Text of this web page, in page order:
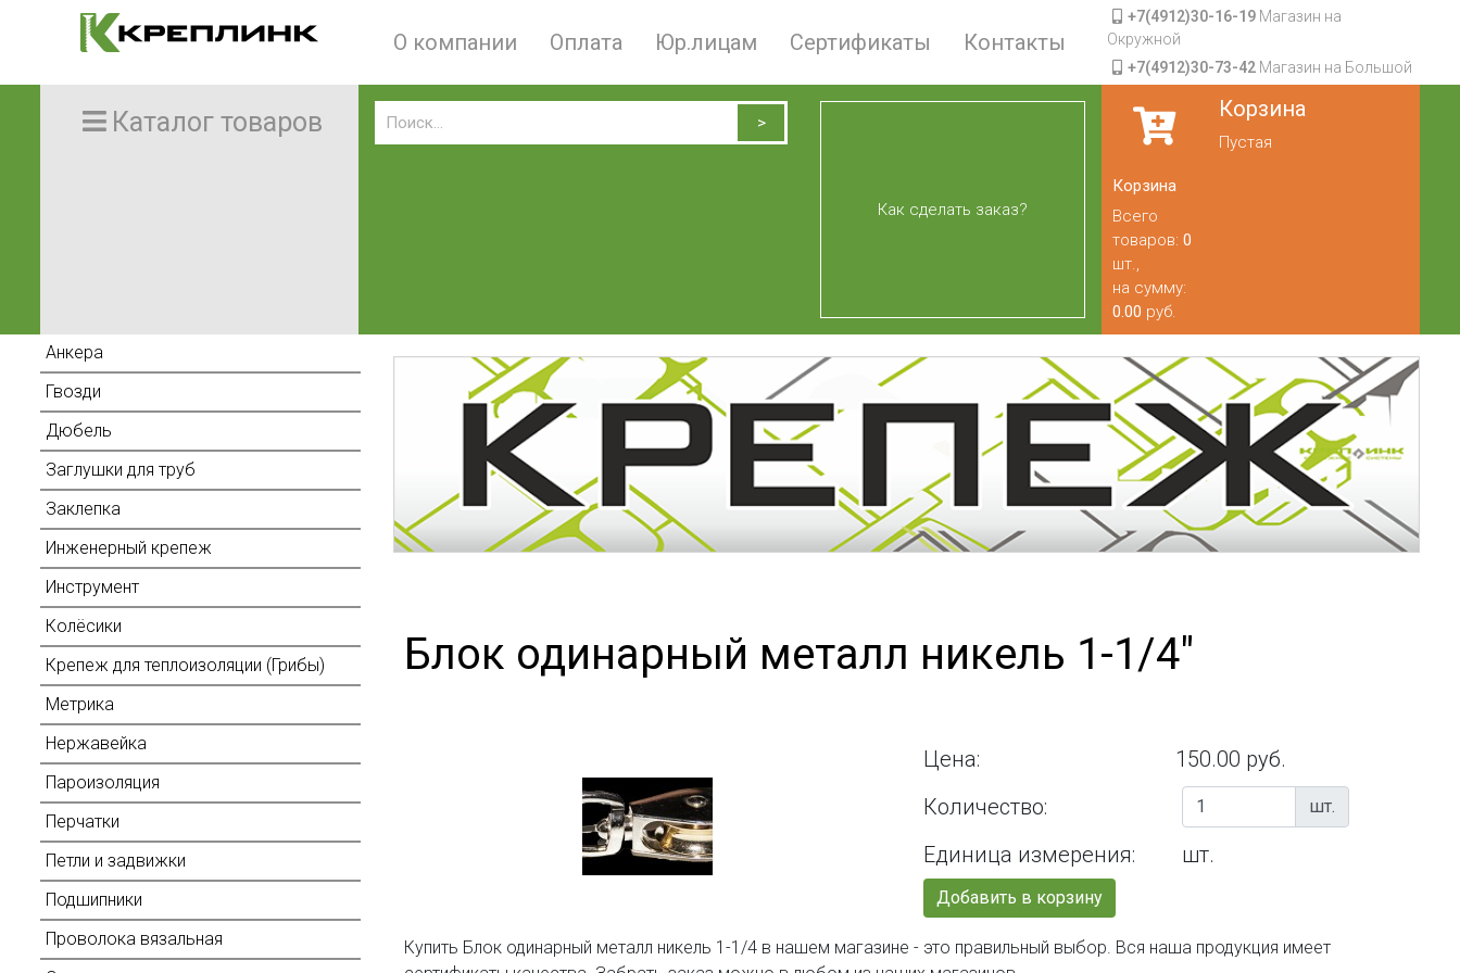
О компании Оплата Юр.лицам Сертификаты Контакты
+7(4912)30-16-19Магазин на
Окружной
+7(4912)30-73-42Магазин на Большой
Каталог товаров
Как сделать заказ?
Корзина
Пустая
Корзина
Всего
товаров: 0
шт.,
на сумму:
0.00 руб.
Анкера
Гвозди
Дюбель
Заглушки для труб
Заклепка
Инженерный крепеж
Инструмент
Колёсики
Крепеж для теплоизоляции (Грибы)
Метрика
Нержавейка
Пароизоляция
Перчатки
Петли и задвижки
Подшипники
Проволока вязальная
Блок одинарный металл никель 1-1/4"
Цена:
150.00 руб.
Количество:
шт.
Единица измерения: шт.
Добавить в корзину
Купить Блок одинарный металл никель 1-1/4 в нашем магазине - это правильный выбор. Вся наша продукция имеет